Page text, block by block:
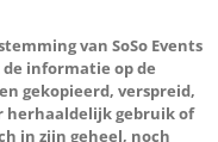
van SoSo Events
informatie op de
gekopieerd, verspreid,
herhaaldelijk gebruik of
in zijn geheel, noch